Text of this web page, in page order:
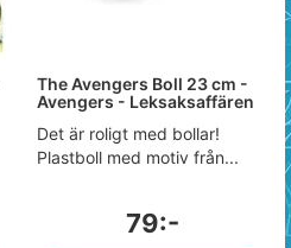
The Avengers Boll 23 cm -
Avengers - Leksaksaffären
Det är roligt med bollar!
Plastboll med motiv från...
79:-